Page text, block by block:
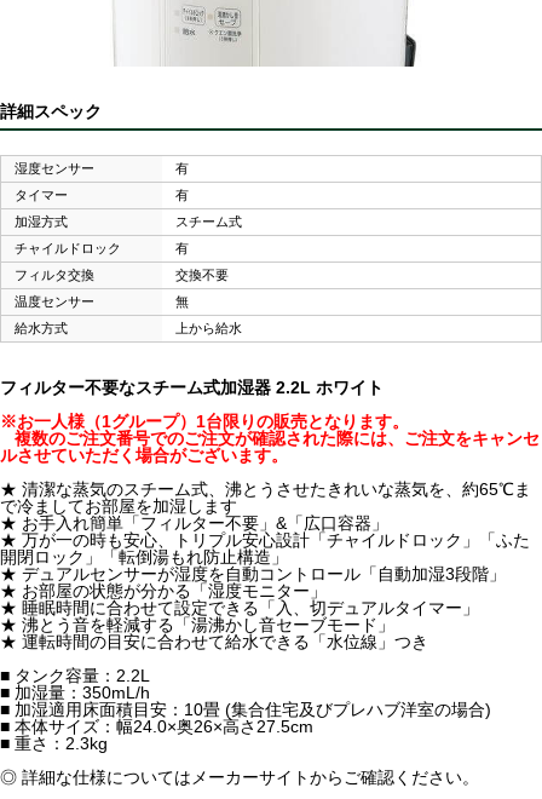
詳細スペック
湿度センサー
有
タイマー
有
加湿方式
スチーム式
チャイルドロック
有
フィルタ交換
交換不要
温度センサー
無
給水方式
上から給水
フィルター不要なスチーム式加湿器 2.2L ホワイト
※お一人様（1グループ）1台限りの販売となります。
複数のご注文番号でのご注文が確認された際には、ご注文をキャンセ
ルさせていただく場合がございます。
★ 清潔な蒸気のスチーム式、沸とうさせたきれいな蒸気を、約65℃ま
で冷ましてお部屋を加湿します
★ お手入れ簡単「フィルター不要」&「広口容器」
★ 万が一の時も安心、トリプル安心設計「チャイルドロック」「ふた
開閉ロック」「転倒湯もれ防止構造」
★ デュアルセンサーが湿度を自動コントロール「自動加湿3段階」
★ お部屋の状態が分かる「湿度モニター」
★ 睡眠時間に合わせて設定できる「入、切デュアルタイマー」
★ 沸とう音を軽減する「湯沸かし音セーブモード」
★ 運転時間の目安に合わせて給水できる「水位線」つき
■ タンク容量：2.2L
■ 加湿量：350mL/h
■ 加湿適用床面積目安：10畳 (集合住宅及びプレハブ洋室の場合)
■ 本体サイズ：幅24.0×奥26×高さ27.5cm
■ 重さ：2.3kg
◎ 詳細な仕様についてはメーカーサイトからご確認ください。